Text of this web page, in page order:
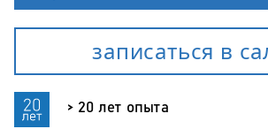
записаться в
> 20 лет опыта